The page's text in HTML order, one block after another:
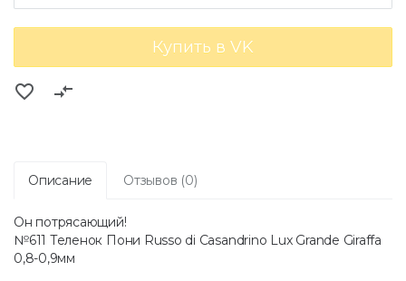
Купить в VK
favorite_border compare_arrows
Описание Отзывов (0)
Он потрясающий!
№611 Теленок Пони Russo di Casandrino Lux Grande Giraffa
0,8-0,9мм